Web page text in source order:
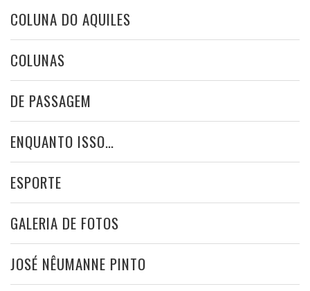
COLUNA DO AQUILES
COLUNAS
DE PASSAGEM
ENQUANTO ISSO…
ESPORTE
GALERIA DE FOTOS
JOSÉ NÊUMANNE PINTO